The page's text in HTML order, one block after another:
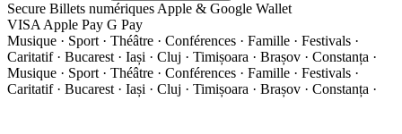
Secure Billets numériques Apple & Google Wallet
VISA Apple Pay G Pay
Musique · Sport · Théâtre · Conférences · Famille · Festivals ·
Caritatif · Bucarest · Iași · Cluj · Timișoara · Brașov · Constanța ·
Musique · Sport · Théâtre · Conférences · Famille · Festivals ·
Caritatif · Bucarest · Iași · Cluj · Timișoara · Brașov · Constanța ·